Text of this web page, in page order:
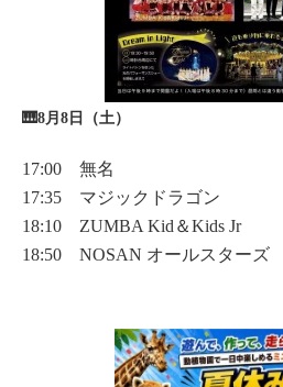
🎹8月8日（土）
17:00 無名
17:35 マジックドラゴン
18:10 ZUMBA Kid＆Kids Jr
18:50 NOSAN オールスターズ